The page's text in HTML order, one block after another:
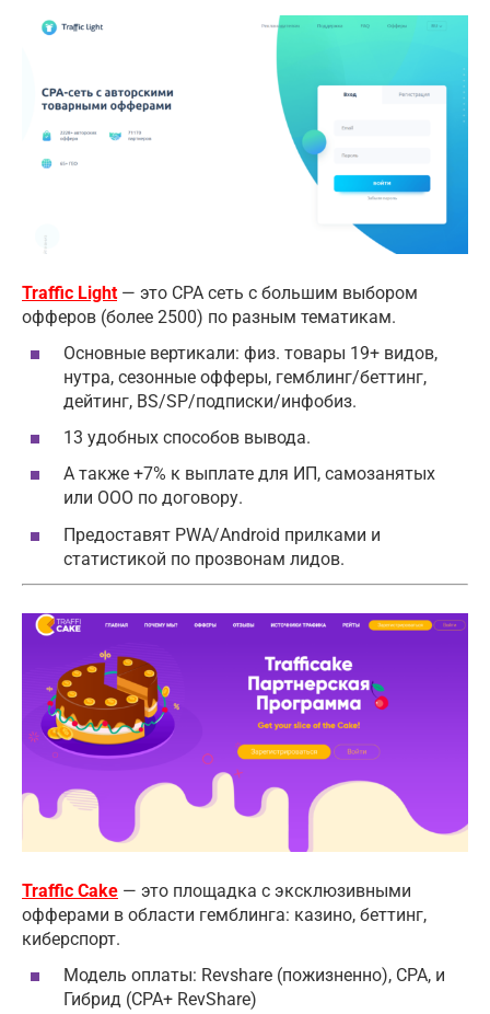
Traffic Light — это CPA сеть с большим выбором
офферов (более 2500) по разным тематикам.
Основные вертикали: физ. товары 19+ видов,
нутра, сезонные офферы, гемблинг/беттинг,
дейтинг, BS/SP/подписки/инфобиз.
13 удобных способов вывода.
А также +7% к выплате для ИП, самозанятых
или ООО по договору.
Предоставят PWA/Android прилками и
статистикой по прозвонам лидов.
Traffic Cake — это площадка с эксклюзивными
офферами в области гемблинга: казино, беттинг,
киберспорт.
Модель оплаты: Revshare (пожизненно), CPA, и
Гибрид (CPA+ RevShare)